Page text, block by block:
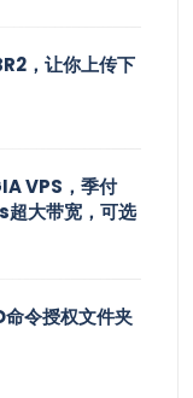
，让你上传下
VPS，季付
大带宽，可选
令授权文件夹